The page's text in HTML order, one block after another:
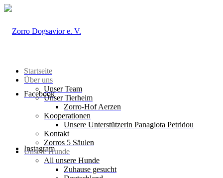
Facebook
Instagram
Startseite
Über uns
Unser Team
Unser Tierheim
Zorro-Hof Aerzen
Kooperationen
Unsere Unterstützerin Panagiota Petridou
Kontakt
Zorros 5 Säulen
Unsere Hunde
All unsere Hunde
Zuhause gesucht